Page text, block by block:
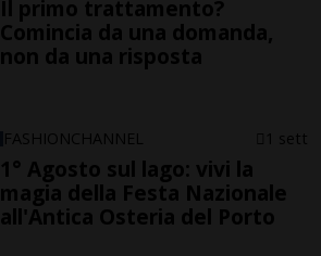
Il primo trattamento?
Comincia da una domanda,
non da una risposta
FASHIONCHANNEL 1 sett
1° Agosto sul lago: vivi la
magia della Festa Nazionale
all'Antica Osteria del Porto